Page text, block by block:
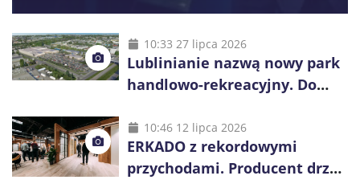
10:33 27 lipca 2026
Lublinianie nazwą nowy park
handlowo-rekreacyjny. Do
10:46 12 lipca 2026
ERKADO z rekordowymi
przychodami. Producent drzwi